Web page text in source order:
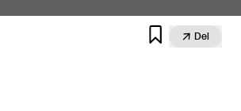
  Del